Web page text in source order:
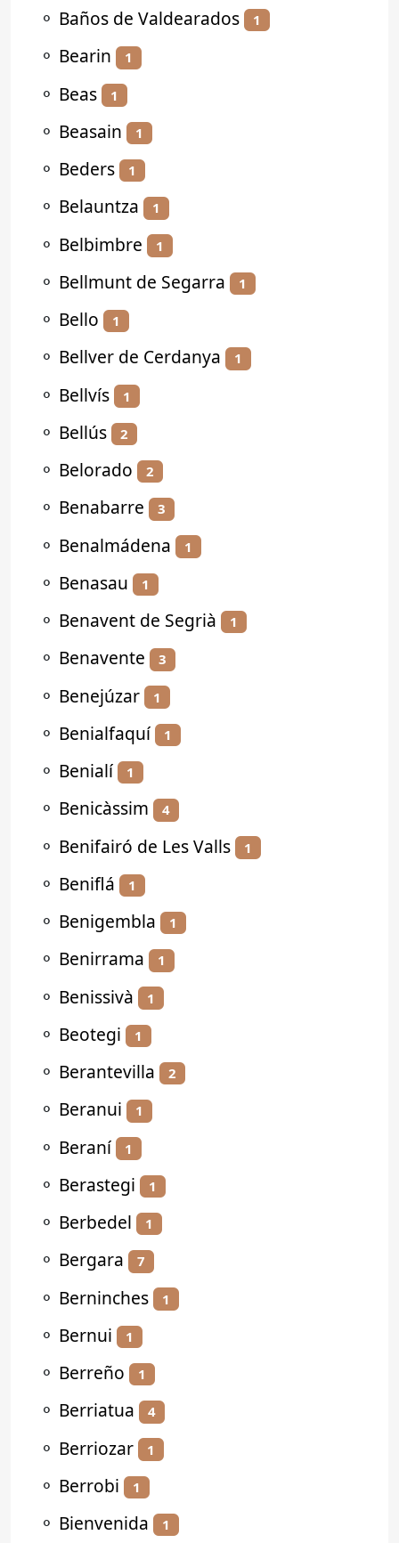
⚬ Baños de Valdearados 1
⚬ Bearin 1
⚬ Beas 1
⚬ Beasain 1
⚬ Beders 1
⚬ Belauntza 1
⚬ Belbimbre 1
⚬ Bellmunt de Segarra 1
⚬ Bello 1
⚬ Bellver de Cerdanya 1
⚬ Bellvís 1
⚬ Bellús 2
⚬ Belorado 2
⚬ Benabarre 3
⚬ Benalmádena 1
⚬ Benasau 1
⚬ Benavent de Segrià 1
⚬ Benavente 3
⚬ Benejúzar 1
⚬ Benialfaquí 1
⚬ Benialí 1
⚬ Benicàssim 4
⚬ Benifairó de Les Valls 1
⚬ Beniflá 1
⚬ Benigembla 1
⚬ Benirrama 1
⚬ Benissivà 1
⚬ Beotegi 1
⚬ Berantevilla 2
⚬ Beranui 1
⚬ Beraní 1
⚬ Berastegi 1
⚬ Berbedel 1
⚬ Bergara 7
⚬ Berninches 1
⚬ Bernui 1
⚬ Berreño 1
⚬ Berriatua 4
⚬ Berriozar 1
⚬ Berrobi 1
⚬ Bienvenida 1